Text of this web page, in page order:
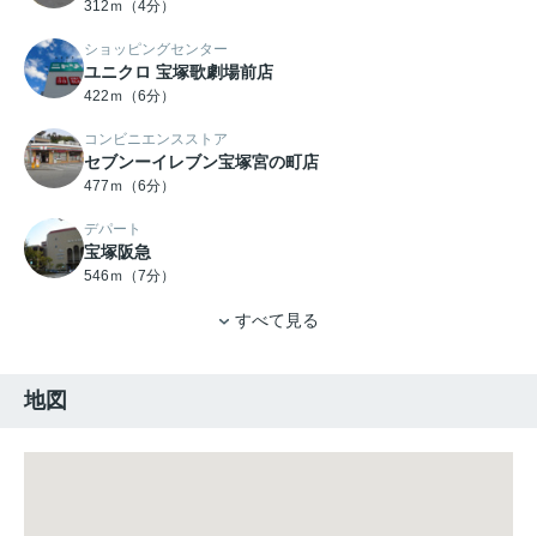
312ｍ（4分）
ショッピングセンター
ユニクロ 宝塚歌劇場前店
422ｍ（6分）
コンビニエンスストア
セブンーイレブン宝塚宮の町店
477ｍ（6分）
デパート
宝塚阪急
546ｍ（7分）
すべて見る
地図